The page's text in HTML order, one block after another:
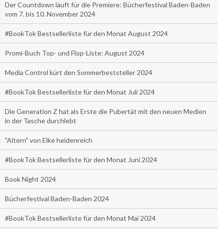
Der Countdown läuft für die Premiere: Bücherfestival Baden-Baden
vom 7. bis 10. November 2024
#BookTok Bestsellerliste für den Monat August 2024
Promi-Buch Top- und Flop-Liste: August 2024
Media Control kürt den Sommerbeststeller 2024
#BookTok Bestsellerliste für den Monat Juli 2024
Die Generation Z hat als Erste die Pubertät mit den neuen Medien
in der Tasche durchlebt
"Altern" von Elke heidenreich
#BookTok Bestsellerliste für den Monat Juni 2024
Book Night 2024
Bücherfestival Baden-Baden 2024
#BookTok Bestsellerliste für den Monat Mai 2024